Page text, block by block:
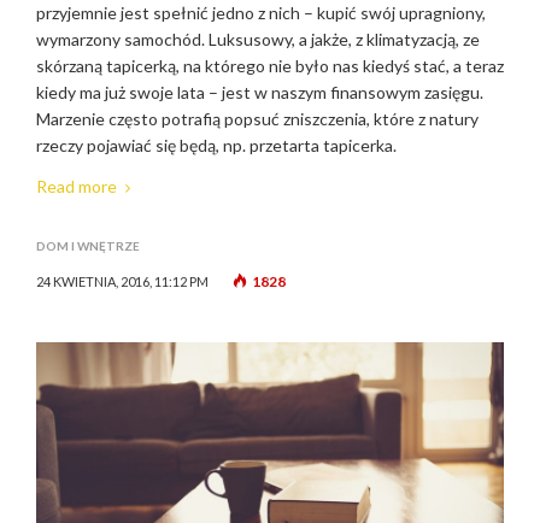
przyjemnie jest spełnić jedno z nich – kupić swój upragniony,
wymarzony samochód. Luksusowy, a jakże, z klimatyzacją, ze
skórzaną tapicerką, na którego nie było nas kiedyś stać, a teraz
kiedy ma już swoje lata – jest w naszym finansowym zasięgu.
Marzenie często potrafią popsuć zniszczenia, które z natury
rzeczy pojawiać się będą, np. przetarta tapicerka.
Read more
DOM I WNĘTRZE
24 KWIETNIA, 2016, 11:12 PM 1828